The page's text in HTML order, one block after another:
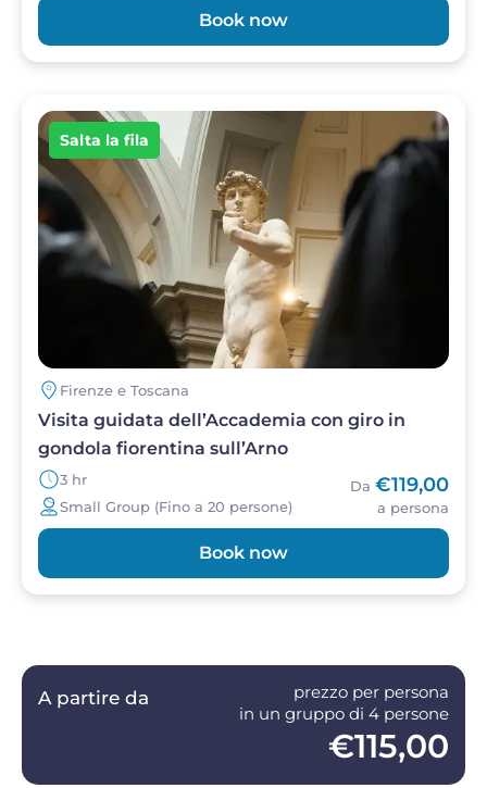
Book now
Image
Salta la fila
Firenze e Toscana
Visita guidata dell’Accademia con giro in
gondola fiorentina sull’Arno
3 hr
Small Group (Fino a 20 persone)
Da €119,00
a persona
Book now
A partire da
prezzo per persona
in un gruppo di 4 persone
€115,00